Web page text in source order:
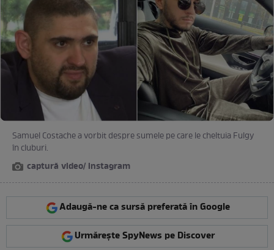
Samuel Costache a vorbit despre sumele pe care le cheltuia Fulgy
în cluburi.
captură video/ instagram
Adaugă-ne ca sursă preferată în Google
Urmărește SpyNews pe Discover